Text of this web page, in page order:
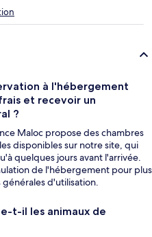
à l'hébergement
et recevoir un
?
Maloc propose des chambres
disponibles sur notre site, qui
quelques jours avant l'arrivée.
de l'hébergement pour plus
d'utilisation.
t-il les animaux de